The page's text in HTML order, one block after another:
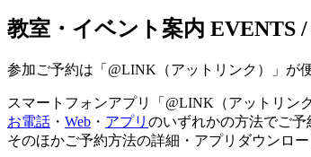
教室・イベント案内 EVENTS
参加ご予約は「@LINK（アットリンク）」が
スマートフォンアプリ「@LINK（アットリン
お電話 ・ Web ・ アプリ のいずれかの方法でご予
そのほかご予約方法の詳細・アプリダウンロー